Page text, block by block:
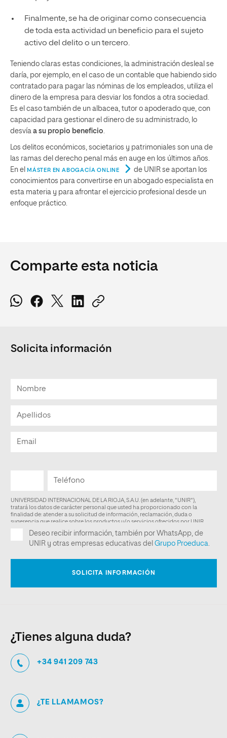
Finalmente, se ha de originar como consecuencia
de toda esta actividad un beneficio para el sujeto
activo del delito o un tercero.
Teniendo claras estas condiciones, la administración desleal se
daría, por ejemplo, en el caso de un contable que habiendo sido
contratado para pagar las nóminas de los empleados, utiliza el
dinero de la empresa para desviar los fondos a otra sociedad.
Es el caso también de un albacea, tutor o apoderado que, con
capacidad para gestionar el dinero de su administrado, lo
desvía a su propio beneficio.
Los delitos económicos, societarios y patrimoniales son una de
las ramas del derecho penal más en auge en los últimos años.
En el
MÁSTER EN ABOGACÍA ONLINE
de UNIR se aportan los
conocimientos para convertirse en un abogado especialista en
esta materia y para afrontar el ejercicio profesional desde un
enfoque práctico.
Comparte esta noticia
Solicita información
¿Tienes alguna duda?
+34 941 209 743
¿TE LLAMAMOS?